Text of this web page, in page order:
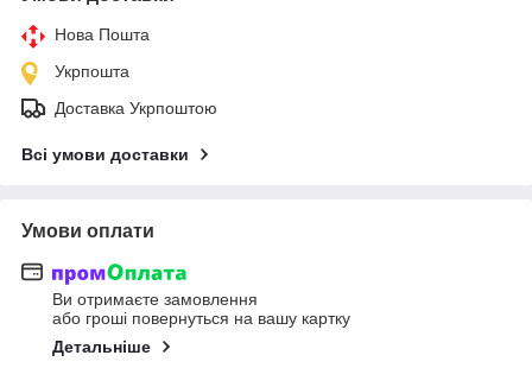
Нова Пошта
Укрпошта
Доставка Укрпоштою
Всі умови доставки
Умови оплати
Ви отримаєте замовлення
або гроші повернуться на вашу картку
Детальніше